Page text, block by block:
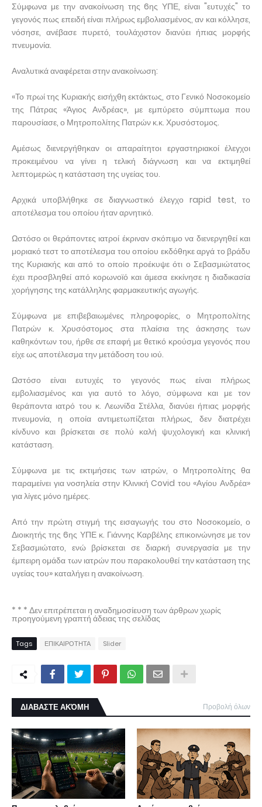
Σύμφωνα με την ανακοίνωση της 6ης ΥΠΕ, είναι "ευτυχές" το
γεγονός πως επειδή είναι πλήρως εμβολιασμένος, αν και κόλλησε,
νόσησε, ανέβασε πυρετό, τουλάχιστον διανύει ήπιας μορφής
πνευμονία.
Αναλυτικά αναφέρεται στην ανακοίνωση:
«Το πρωί της Κυριακής εισήχθη εκτάκτως, στο Γενικό Νοσοκομείο
της Πάτρας «Άγιος Ανδρέας», με εμπύρετο σύμπτωμα που
παρουσίασε, ο Μητροπολίτης Πατρών κ.κ. Χρυσόστομος.
Αμέσως διενεργήθηκαν οι απαραίτητοι εργαστηριακοί έλεγχοι
προκειμένου να γίνει η τελική διάγνωση και να εκτιμηθεί
λεπτομερώς η κατάσταση της υγείας του.
Αρχικά υποβλήθηκε σε διαγνωστικό έλεγχο rapid test, το
αποτέλεσμα του οποίου ήταν αρνητικό.
Ωστόσο οι θεράποντες ιατροί έκριναν σκόπιμο να διενεργηθεί και
μοριακό τεστ το αποτέλεσμα του οποίου εκδόθηκε αργά το βράδυ
της Κυριακής και από το οποίο προέκυψε ότι ο Σεβασμιώτατος
έχει προσβληθεί από κορωνοϊό και άμεσα εκκίνησε η διαδικασία
χορήγησης της κατάλληλης φαρμακευτικής αγωγής.
Σύμφωνα με επιβεβαιωμένες πληροφορίες, ο Μητροπολίτης
Πατρών κ. Χρυσόστομος στα πλαίσια της άσκησης των
καθηκόντων του, ήρθε σε επαφή με θετικό κρούσμα γεγονός που
είχε ως αποτέλεσμα την μετάδοση του ιού.
Ωστόσο είναι ευτυχές το γεγονός πως είναι πλήρως
εμβολιασμένος και για αυτό το λόγο, σύμφωνα και με τον
θεράποντα ιατρό του κ. Λεωνίδα Στέλλα, διανύει ήπιας μορφής
πνευμονία, η οποία αντιμετωπίζεται πλήρως, δεν διατρέχει
κίνδυνο και βρίσκεται σε πολύ καλή ψυχολογική και κλινική
κατάσταση.
Σύμφωνα με τις εκτιμήσεις των ιατρών, ο Μητροπολίτης θα
παραμείνει για νοσηλεία στην Κλινική Covid του «Αγίου Ανδρέα»
για λίγες μόνο ημέρες.
Από την πρώτη στιγμή της εισαγωγής του στο Νοσοκομείο, ο
Διοικητής της 6ης ΥΠΕ κ. Γιάννης Καρβέλης επικοινώνησε με τον
Σεβασμιώτατο, ενώ βρίσκεται σε διαρκή συνεργασία με την
έμπειρη ομάδα των ιατρών που παρακολουθεί την κατάσταση της
υγείας του» καταλήγει η ανακοίνωση.
* * * Δεν επιτρέπεται η αναδημοσίευση των άρθρων χωρίς
προηγούμενη γραπτή άδειας της σελίδας
Tags ΕΠΙΚΑΙΡΟΤΗΤΑ Slider
ΔΙΑΒΑΣΤΕ ΑΚΌΜΗ Προβολή όλων